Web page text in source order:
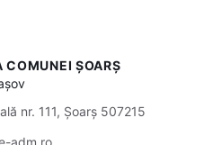
COMUNEI ȘOARȘ
nr. 111, Șoarș 507215
adm.ro